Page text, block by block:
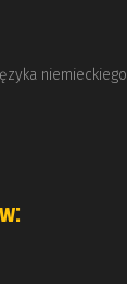
niemieckiego